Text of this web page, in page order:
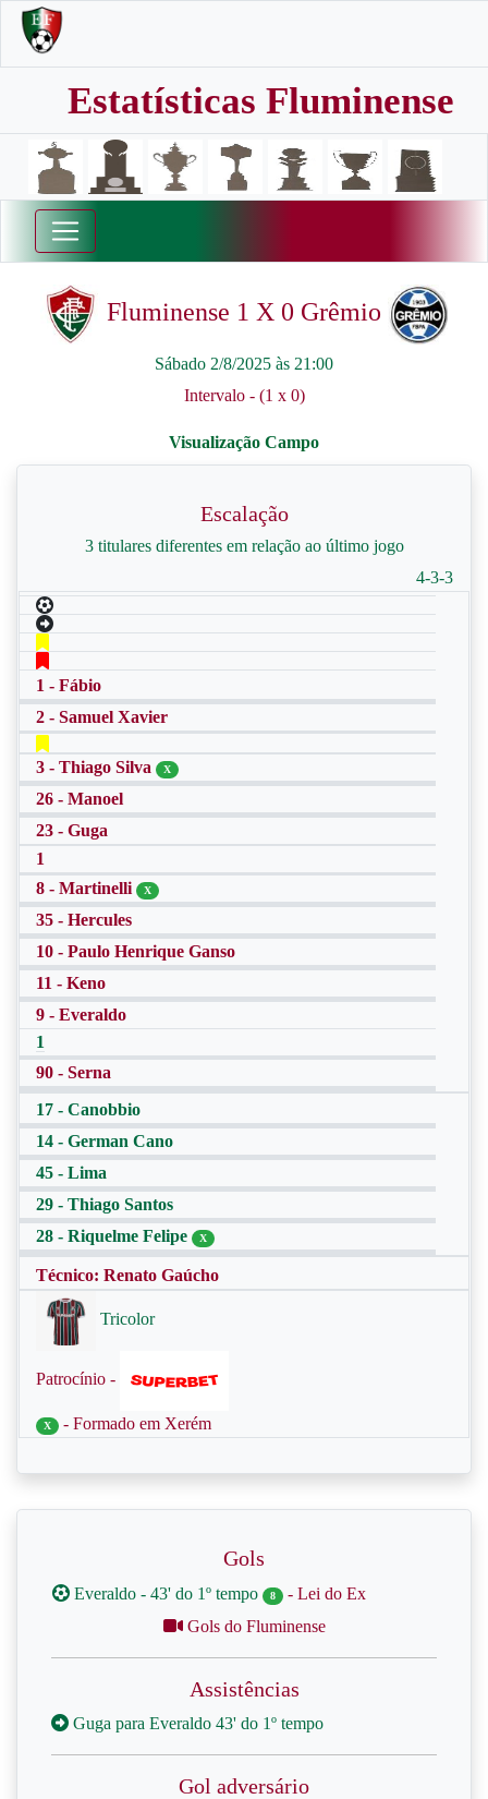
Estatísticas Fluminense
Fluminense 1 X 0 Grêmio
Sábado 2/8/2025 às 21:00
Intervalo - (1 x 0)
Escalação
3 titulares diferentes em relação ao último jogo
4-3-3
1 - Fábio
2 - Samuel Xavier
3 - Thiago Silva X
26 - Manoel
23 - Guga
1
8 - Martinelli
X
35 - Hercules
10 - Paulo Henrique Ganso
11 - Keno
9 - Everaldo
1
90 - Serna
17 - Canobbio
14 - German Cano
45 - Lima
29 - Thiago Santos
28 - Riquelme Felipe
X
Técnico: Renato Gaúcho
Tricolor
Patrocínio -
X - Formado em Xerém
Gols
Everaldo - 43' do 1º tempo 8
- Lei do Ex
Gols do Fluminense
Assistências
Guga para Everaldo 43' do 1º tempo
Gol adversário